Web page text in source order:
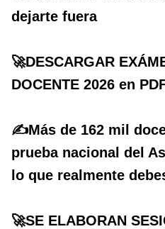
dejarte fuera
🚀DESCARGAR
DOCENTE 2026 en
✍️Más de 162 mil
prueba nacional del
lo que realmente
🚀SE ELABORAN